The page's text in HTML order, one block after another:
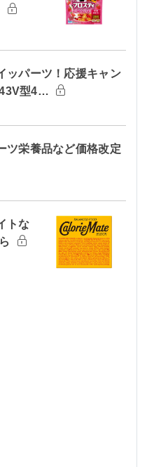
パーツ！応援キャン
型4…
ツ栄養品など価格改定
トな